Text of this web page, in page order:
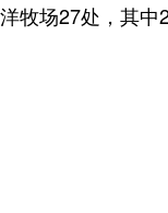
牧场27处，其